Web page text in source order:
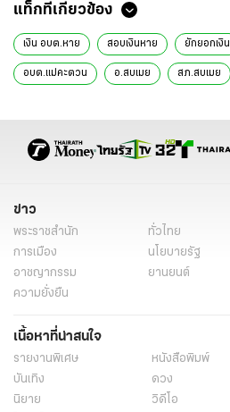
แท็กที่เกี่ยวข้อง
เงิน อบต.หาย สอบเงินหาย ยักยอกเงิน
อบต.แม่คะตวน อ.สบเมย สภ.สบเมย
ข่าว
พระราชสำนัก ทั่วไทย
การเมือง
นโยบายรัฐ
อาชญากรรม
ยานยนต์
ความยั่งยืน
เนื้อหาที่น่าสนใจ
รายงานพิเศษ หนังสือพิมพ์
บันเทิง
ดวง
นิยาย
วิดีโอ